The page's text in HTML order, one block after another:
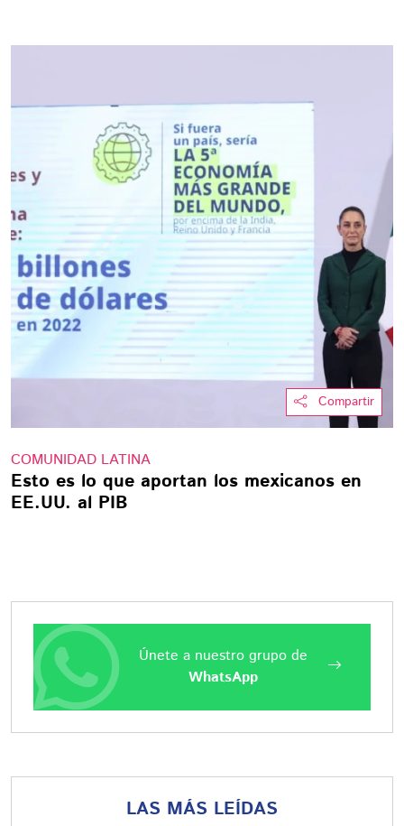
Compartir
COMUNIDAD LATINA
Esto es lo que aportan los mexicanos en
EE.UU. al PIB
Únete a nuestro grupo de
WhatsApp
LAS MÁS LEÍDAS